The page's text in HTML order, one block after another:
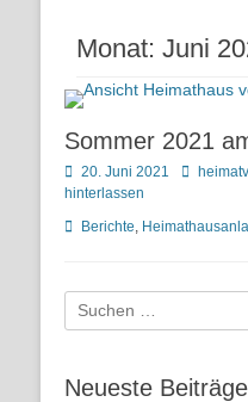
Monat: Juni
Sommer 2021
Posted
on
20. Juni 2021 Autor
hinterlassen
Kategorien
Berichte
Suchen
nach:
Neueste Beiträge